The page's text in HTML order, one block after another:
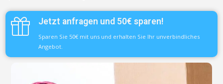
Jetzt anfragen und 50€ sparen!
Sparen Sie 50€ mit uns und erhalten Sie Ihr unverbindliches
Angebot.